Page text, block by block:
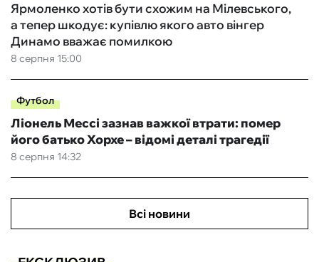
8 серпня 15:00
Ярмоленко хотів бути схожим на Мілевського,
а тепер шкодує: купівлю якого авто вінгер
Динамо вважає помилкою
Футбол
8 серпня 14:32
Ліонель Мессі зазнав важкої втрати: помер
його батько Хорхе – відомі деталі трагедії
Всі новини